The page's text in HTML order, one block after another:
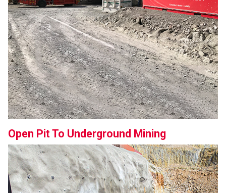
Open Pit To Underground Mining